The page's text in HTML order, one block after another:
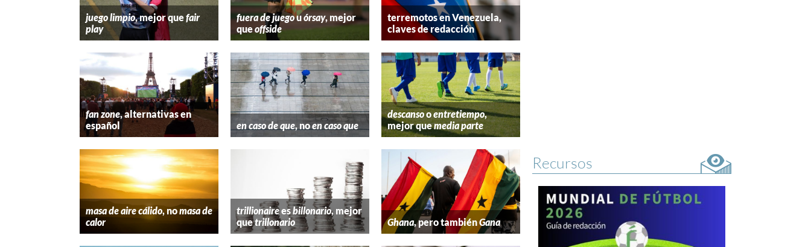
juego limpio, mejor quefair
play
fuera de juegouórsay, mejor
queoffside
terremotos en Venezuela,
claves de redacción
fan zone, alternativas en
español
en caso de que, noen caso que
descansooentretiempo,
mejor quemedia parte
masa de aire cálido, nomasa de
calor
trillionaireesbillonario, mejor
quetrillonario Ghana, pero tambiénGana
Recursos